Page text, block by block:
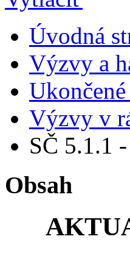
Úvodná
Výzvy a
Výzvy v
SČ 5.1.1
Obsah